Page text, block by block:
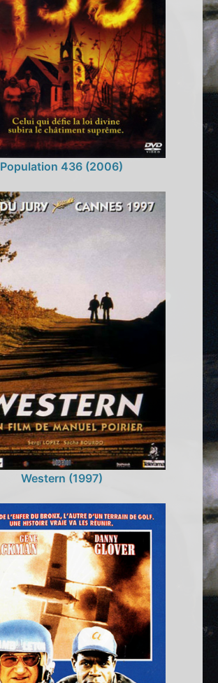
Population 436 (2006)
Western (1997)